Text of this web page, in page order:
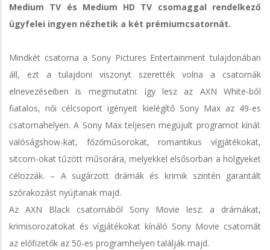
Medium TV és Medium HD TV csomaggal rendelkező
ügyfelei ingyen nézhetik a két prémiumcsatornát.
Mindkét csatorna a Sony Pictures Entertainment tulajdonában
áll, ezt a tulajdoni viszonyt szerették volna a csatornák
elnevezéseiben is megmutatni: így lesz az AXN White-ból
fiatalos, női célcsoport igényeit kielégítő Sony Max az 49-es
csatornahelyen. A Sony Max teljesen megújult programot kínál:
valóságshow-kat, főzőműsorokat, romantikus vígjátékokat,
sitcom-okat tűzött műsorára, melyekkel elsősorban a hölgyeket
célozzák. – A sugárzott drámák és krimik szintén garantált
szórakozást nyújtanak majd.
Az AXN Black csatornából Sony Movie lesz: a drámákat,
krimisorozatokat és vígjátékokat kínáló Sony Movie csatornát
az előfizetők az 50-es programhelyen találják majd.